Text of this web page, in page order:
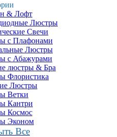
& Лофт
Люстры
Свечи
с Плафонами
Люстры
с Абажурами
люстры & Бра
Флористика
Люстры
Ветки
Кантри
Космос
Эконом
Все